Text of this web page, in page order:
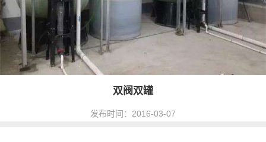
双阀双罐
发布时间：2016-03-07